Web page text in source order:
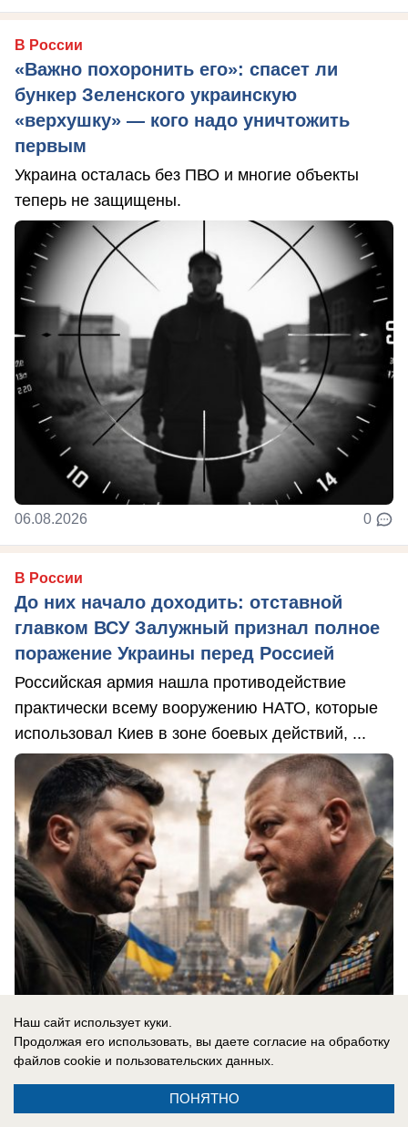
В России
«Важно похоронить его»: спасет ли
бункер Зеленского украинскую
«верхушку» — кого надо уничтожить
первым
Украина осталась без ПВО и многие объекты
теперь не защищены.
06.08.2026 0
В России
До них начало доходить: отставной
главком ВСУ Залужный признал полное
поражение Украины перед Россией
Российская армия нашла противодействие
практически всему вооружению НАТО, которые
использовал Киев в зоне боевых действий, ...
06.08.2026
В России
Наш сайт использует куки.
Продолжая его использовать, вы даете согласие на обработку
файлов cookie и пользовательских данных.
ПОНЯТНО